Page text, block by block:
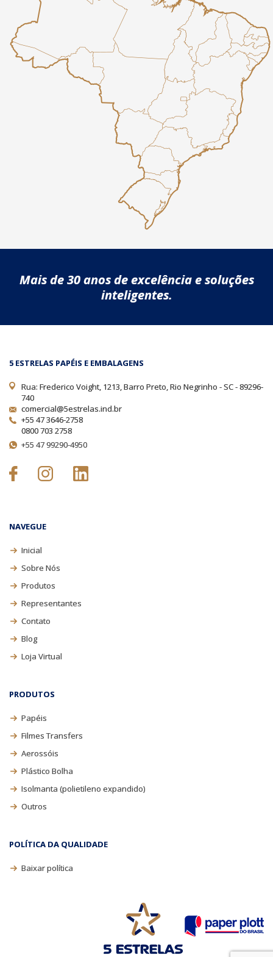
Mais de 30 anos de excelência e soluções
inteligentes.
5 ESTRELAS PAPÉIS E EMBALAGENS
Rua: Frederico Voight, 1213, Barro Preto, Rio Negrinho - SC - 89296-
740
comercial@5estrelas.ind.br
+55 47 3646-2758
0800 703 2758
+55 47 99290-4950
NAVEGUE
Inicial
Sobre Nós
Produtos
Representantes
Contato
Blog
Loja Virtual
PRODUTOS
Papéis
Filmes Transfers
Aerossóis
Plástico Bolha
Isolmanta (polietileno expandido)
Outros
POLÍTICA DA QUALIDADE
Baixar política